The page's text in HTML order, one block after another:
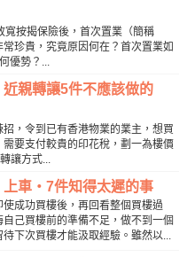
寬按揭保險後，首次置業（簡稱
常珍貴，究竟原因何在？首次置業如
優勢？...
近親轉讓5件不應該做的
招，令到已有香港物業的業主，想買
需要支付較貴的印花稅，劃一為樓價
讓方式...
上車‧7件知得太遲的事
成功買樓後，再回看整個買樓過
己買樓前的準備不足，做不到一個
下次買樓才能汲取經驗。雖然以...